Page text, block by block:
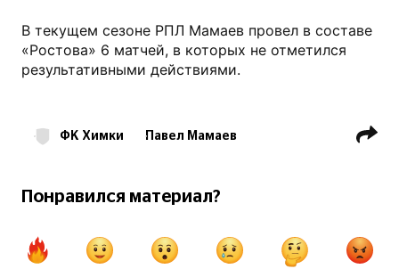
В текущем сезоне РПЛ Мамаев провел в составе
«Ростова» 6 матчей, в которых не отметился
результативными действиями.
ФК Химки Павел Мамаев
Понравился материал?